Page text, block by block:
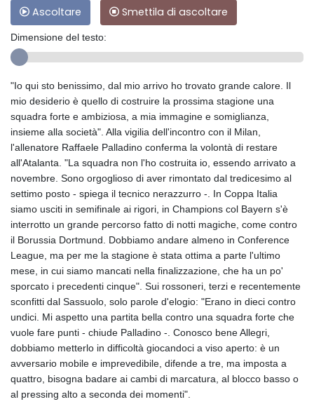
Ascoltare Smettila di ascoltare
Dimensione del testo:
"Io qui sto benissimo, dal mio arrivo ho trovato grande calore. Il
mio desiderio è quello di costruire la prossima stagione una
squadra forte e ambiziosa, a mia immagine e somiglianza,
insieme alla società". Alla vigilia dell'incontro con il Milan,
l'allenatore Raffaele Palladino conferma la volontà di restare
all'Atalanta. "La squadra non l'ho costruita io, essendo arrivato a
novembre. Sono orgoglioso di aver rimontato dal tredicesimo al
settimo posto - spiega il tecnico nerazzurro -. In Coppa Italia
siamo usciti in semifinale ai rigori, in Champions col Bayern s'è
interrotto un grande percorso fatto di notti magiche, come contro
il Borussia Dortmund. Dobbiamo andare almeno in Conference
League, ma per me la stagione è stata ottima a parte l'ultimo
mese, in cui siamo mancati nella finalizzazione, che ha un po'
sporcato i precedenti cinque". Sui rossoneri, terzi e recentemente
sconfitti dal Sassuolo, solo parole d'elogio: "Erano in dieci contro
undici. Mi aspetto una partita bella contro una squadra forte che
vuole fare punti - chiude Palladino -. Conosco bene Allegri,
dobbiamo metterlo in difficoltà giocandoci a viso aperto: è un
avversario mobile e imprevedibile, difende a tre, ma imposta a
quattro, bisogna badare ai cambi di marcatura, al blocco basso o
al pressing alto a seconda dei momenti".